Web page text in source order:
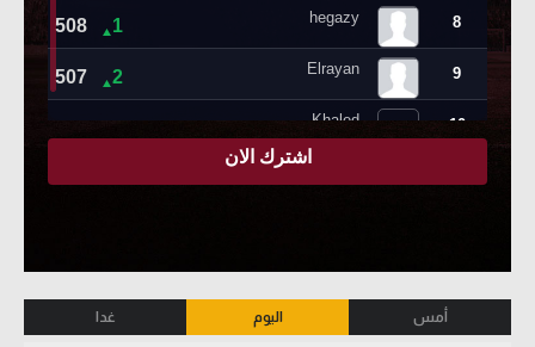
أمس اليوم غدا